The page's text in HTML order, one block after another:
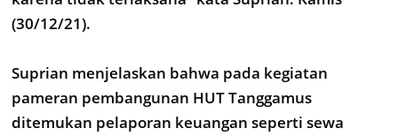
(30/12/21).
Suprian menjelaskan bahwa pada kegiatan
pameran pembangunan HUT Tanggamus
ditemukan pelaporan keuangan seperti sewa